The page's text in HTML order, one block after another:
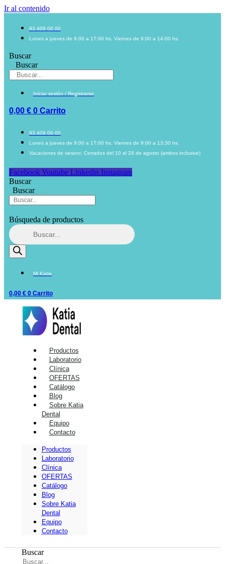
Ir al contenido
93 409 06 00
Lunes a jueves de 9:00 a 17:00 hs. Viernes de 9:00 a 14:00 hs.
Buscar
Buscar
Iniciar sesión / Registrarse
0,00 € 0 Carrito
93 409 06 00
Lunes a jueves de 9:00 a 17:00 hs. Viernes de 9:00 a 13:30 hs.
Vacaciones de verano: Cerrados del 10 al 28 de agosto (ambos inclusive)
Facebook Youtube Linkedin Instagram
Buscar
Buscar
Búsqueda de productos
Mi Katia
0,00 € 0 Carrito
Productos
Laboratorio
Clínica
OFERTAS
Catálogo
Blog
Sobre Katia
Dental
Equipo
Contacto
Productos
Laboratorio
Clínica
OFERTAS
Catálogo
Blog
Sobre Katia
Dental
Equipo
Contacto
Buscar